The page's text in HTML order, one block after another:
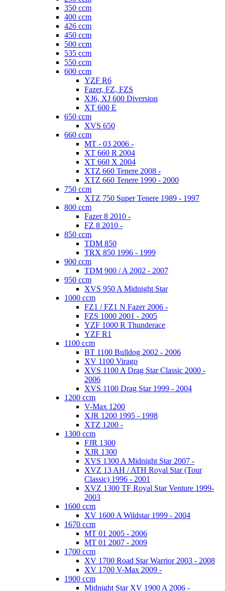
350 ccm
400 ccm
426 ccm
450 ccm
500 ccm
535 ccm
550 ccm
600 ccm
YZF R6
Fazer, FZ, FZS
XJ6, XJ 600 Diversion
XT 600 E
650 ccm
XVS 650
660 ccm
MT - 03 2006 -
XT 660 R 2004
XT 660 X 2004
XTZ 660 Tenere 2008 -
XTZ 660 Tenere 1990 - 2000
750 ccm
XTZ 750 Super Tenere 1989 - 1997
800 ccm
Fazer 8 2010 -
FZ 8 2010 -
850 ccm
TDM 850
TRX 850 1996 - 1999
900 ccm
TDM 900 / A 2002 - 2007
950 ccm
XVS 950 A Midnight Star
1000 ccm
FZ1 / FZ1 N Fazer 2006 -
FZS 1000 2001 - 2005
YZF 1000 R Thunderace
YZF R1
1100 ccm
BT 1100 Bulldog 2002 - 2006
XV 1100 Virago
XVS 1100 A Drag Star Classic 2000 -
2006
XVS 1100 Drag Star 1999 - 2004
1200 ccm
V-Max 1200
XJR 1200 1995 - 1998
XTZ 1200 -
1300 ccm
FJR 1300
XJR 1300
XVS 1300 A Midnight Star 2007 -
XVZ 13 AH / ATH Royal Star (Tour
Classic) 1996 - 2001
XVZ 1300 TF Royal Star Venture 1999-
2003
1600 ccm
XV 1600 A Wildstar 1999 - 2004
1670 ccm
MT 01 2005 - 2006
MT 01 2007 - 2009
1700 ccm
XV 1700 Road Star Warrior 2003 - 2008
XV 1700 V-Max 2009 -
1900 ccm
Midnight Star XV 1900 A 2006 -